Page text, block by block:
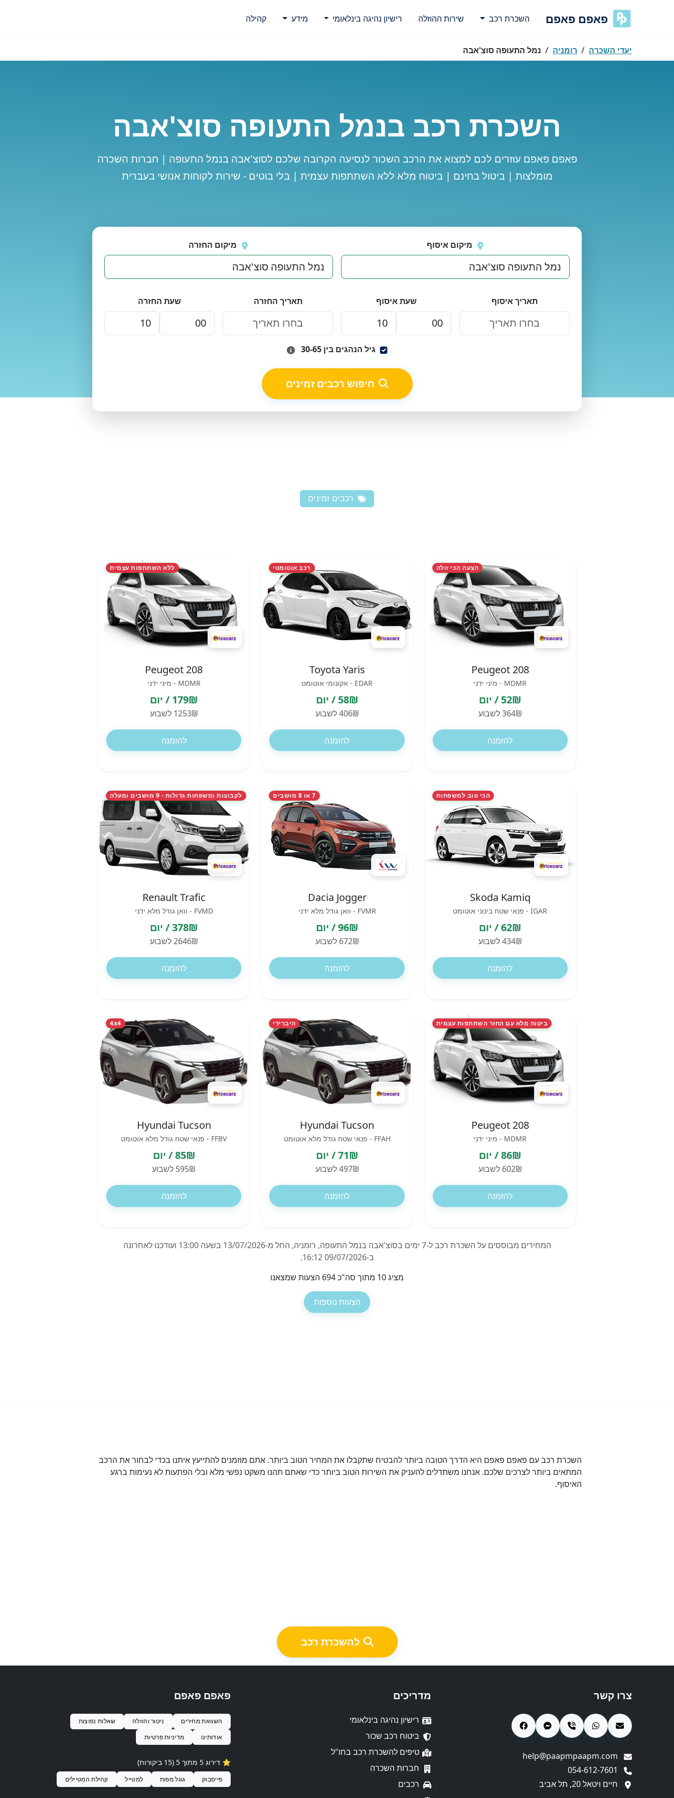
פאפם פאפם השכרת רכב שירות ההוזלה רישיון נהיגה בינלאומי מידע קהילה
יעדי השכרה רומניה נמל התעופה סוצ'אבה
השכרת רכב בנמל התעופה סוצ'אבה
פאפם פאפם עוזרים לכם למצוא את הרכב השכור לנסיעה הקרובה שלכם לסוצ'אבה בנמל התעופה | חברות השכרה
מומלצות | ביטול בחינם | ביטוח מלא ללא השתתפות עצמית | בלי בוטים - שירות לקוחות אנושי בעברית
מיקום איסוף מיקום החזרה
תאריך איסוף שעת איסוף תאריך החזרה שעת החזרה
גיל הנהגים בין 30-65
חיפוש רכבים זמינים
רכבים זמינים
הצעה הכי זולה
Peugeot 208
MDMR - מיני ידני
52₪ / יום
364₪ לשבוע
להזמנה
רכב אוטומטי
Toyota Yaris
EDAR - אקונומי אוטומט
58₪ / יום
406₪ לשבוע
להזמנה
ללא השתתפות עצמית
Peugeot 208
MDMR - מיני ידני
179₪ / יום
1253₪ לשבוע
להזמנה
הכי טוב למשפחות
Skoda Kamiq
IGAR - פנאי שטח בינוני אוטומט
62₪ / יום
434₪ לשבוע
להזמנה
7 או 8 מושבים
Dacia Jogger
FVMR - וואן גודל מלא ידני
96₪ / יום
672₪ לשבוע
להזמנה
לקבוצות ומשפחות גדולות - 9 מושבים ומעלה
Renault Trafic
FVMD - וואן גודל מלא ידני
378₪ / יום
2646₪ לשבוע
להזמנה
ביטוח מלא עם החזר השתתפות עצמית
Peugeot 208
MDMR - מיני ידני
86₪ / יום
602₪ לשבוע
להזמנה
היברידי
Hyundai Tucson
FFAH - פנאי שטח גודל מלא אוטומט
71₪ / יום
497₪ לשבוע
להזמנה
4x4
Hyundai Tucson
FFBV - פנאי שטח גודל מלא אוטומט
85₪ / יום
595₪ לשבוע
להזמנה
המחירים מבוססים על השכרת רכב ל-7 ימים בסוצ'אבה בנמל התעופה, רומניה, החל מ-13/07/2026 בשעה 13:00 ועודכנו לאחרונה
ב-09/07/2026 16:12.
מציג 10 מתוך סה"כ 694 הצעות שמצאנו
הצעות נוספות
השכרת רכב עם פאפם פאפם היא הדרך הטובה ביותר להבטיח שתקבלו את המחיר הטוב ביותר. אתם מוזמנים להתייעץ איתנו בכדי לבחור את הרכב
המתאים ביותר לצרכים שלכם. אנחנו משתדלים להעניק את השירות הטוב ביותר כדי שאתם תהנו משקט נפשי מלא ובלי הפתעות לא נעימות ברגע
האיסוף.
להשכרת רכב
צרו קשר
חיים ויטאל 20, תל אביב
מדריכים
רישיון נהיגה בינלאומי
ביטוח רכב שכור
טיפים להשכרת רכב בחו"ל
חברות השכרה
רכבים
פאפם פאפם
השוואת מחירים ניטור והוזלה
שאלות נפוצות
אודותינו
מדיניות פרטיות
⭐️ דירוג 5 מתוך 5 (15 ביקורות)
פייסבוק גוגל מפות למטייל קהילת המטיילים